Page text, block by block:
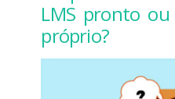
LMS pronto
próprio?